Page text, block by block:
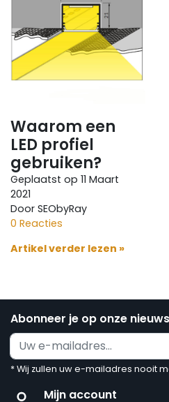
Waarom een
LED profiel
gebruiken?
Geplaatst op 11 Maart
2021
Door SEObyRay
0 Reacties
Artikel verder lezen »
Abonneer je op onze
* Wij zullen uw e-mailadres nooit
Mijn account